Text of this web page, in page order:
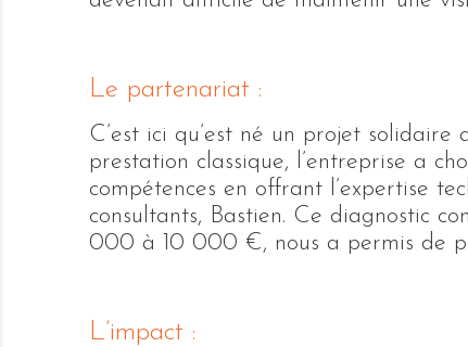
Le partenariat :
C’est ici qu’est né un projet solidaire
prestation classique, l’entreprise a
compétences en offrant l’expertise
consultants, Bastien. Ce diagnostic
000 à 10 000 €, nous a permis de
L’impact :